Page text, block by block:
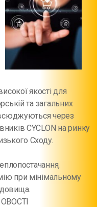
якості для
та загальних
через
CYCLON на ринку
Сходу.
при мінімальному